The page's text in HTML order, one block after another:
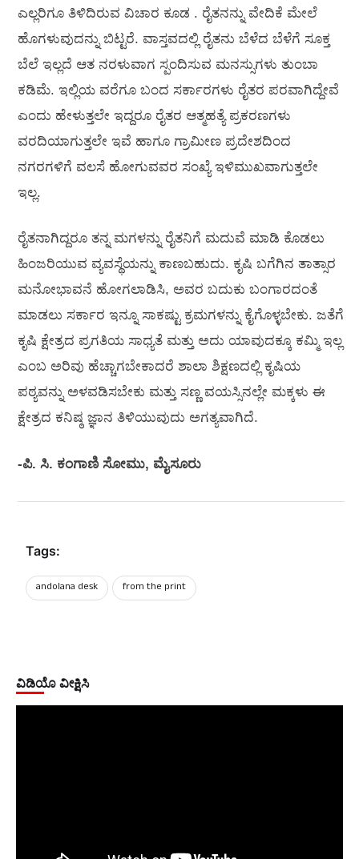
ಎಲ್ಲರಿಗೂ ತಿಳಿದಿರುವ ವಿಚಾರ ಕೂಡ . ರೈತನನ್ನು ವೇದಿಕೆ ಮೇಲೆ
ಹೊಗಳುವುದನ್ನು ಬಿಟ್ಟರೆ. ವಾಸ್ತವದಲ್ಲಿ ರೈತನು ಬೆಳೆದ ಬೆಳೆಗೆ ಸೂಕ್ತ
ಬೆಲೆ ಇಲ್ಲದೆ ಆತ ನರಳುವಾಗ ಸ್ಪಂದಿಸುವ ಮನಸ್ಸುಗಳು ತುಂಬಾ
ಕಡಿಮೆ. ಇಲ್ಲಿಯ ವರೆಗೂ ಬಂದ ಸರ್ಕಾರಗಳು ರೈತರ ಪರವಾಗಿದ್ದೇವೆ
ಎಂದು ಹೇಳುತ್ತಲೇ ಇದ್ದರೂ ರೈತರ ಆತ್ಮಹತ್ಯೆ ಪ್ರಕರಣಗಳು
ವರದಿಯಾಗುತ್ತಲೇ ಇವೆ ಹಾಗೂ ಗ್ರಾಮೀಣ ಪ್ರದೇಶದಿಂದ
ನಗರಗಳಿಗೆ ವಲಸೆ ಹೋಗುವವರ ಸಂಖ್ಯೆ ಇಳಿಮುಖವಾಗುತ್ತಲೇ
ಇಲ್ಲ.
ರೈತನಾಗಿದ್ದರೂ ತನ್ನ ಮಗಳನ್ನು ರೈತನಿಗೆ ಮದುವೆ ಮಾಡಿ ಕೊಡಲು
ಹಿಂಜರಿಯುವ ವ್ಯವಸ್ಥೆಯನ್ನು ಕಾಣಬಹುದು. ಕೃಷಿ ಬಗೆಗಿನ ತಾತ್ಸಾರ
ಮನೋಭಾವನೆ ಹೋಗಲಾಡಿಸಿ, ಅವರ ಬದುಕು ಬಂಗಾರದಂತೆ
ಮಾಡಲು ಸರ್ಕಾರ ಇನ್ನೂ ಸಾಕಷ್ಟು ಕ್ರಮಗಳನ್ನು ಕೈಗೊಳ್ಳಬೇಕು. ಜತೆಗೆ
ಕೃಷಿ ಕ್ಷೇತ್ರದ ಪ್ರಗತಿಯ ಸಾಧ್ಯತೆ ಮತ್ತು ಅದು ಯಾವುದಕ್ಕೂ ಕಮ್ಮಿ ಇಲ್ಲ
ಎಂಬ ಅರಿವು ಹೆಚ್ಚಾಗಬೇಕಾದರೆ ಶಾಲಾ ಶಿಕ್ಷಣದಲ್ಲಿ ಕೃಷಿಯ
ಪಠ್ಯವನ್ನು ಅಳವಡಿಸಬೇಕು ಮತ್ತು ಸಣ್ಣ ವಯಸ್ಸಿನಲ್ಲೇ ಮಕ್ಕಳು ಈ
ಕ್ಷೇತ್ರದ ಕನಿಷ್ಠ ಜ್ಞಾನ ತಿಳಿಯುವುದು ಅಗತ್ಯವಾಗಿದೆ.
-ಪಿ. ಸಿ. ಕಂಗಾಣಿ ಸೋಮು, ಮೈಸೂರು
Tags:
andolana desk from the print
ವಿಡಿಯೊ ವೀಕ್ಷಿಸಿ